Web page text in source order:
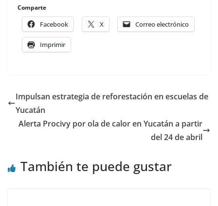
Comparte
Facebook X Correo electrónico
Imprimir
Impulsan estrategia de reforestación en escuelas de
Yucatán
Alerta Procivy por ola de calor en Yucatán a partir
del 24 de abril
También te puede gustar